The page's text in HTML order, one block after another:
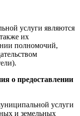
услуги являются
их
полномочий,
о предоставлении
услуги
и земельных